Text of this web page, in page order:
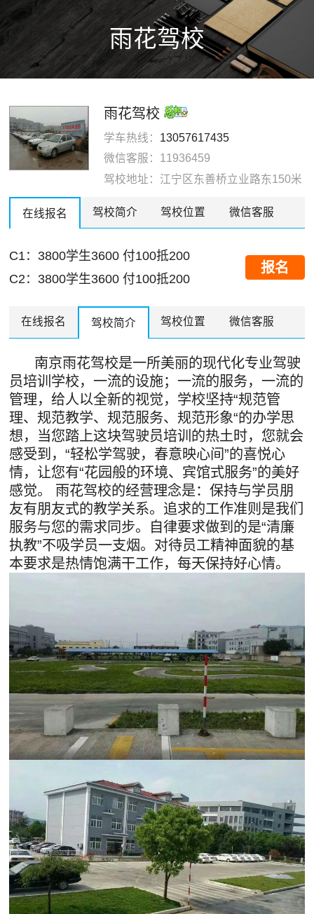
雨花驾校
雨花驾校
学车热线： 13057617435
微信客服：11936459
驾校地址：江宁区东善桥立业路东150米
在线报名 驾校简介 驾校位置 微信客服
报名
C1：3800学生3600 付100抵200
C2：3800学生3600 付100抵200
在线报名 驾校简介 驾校位置 微信客服
南京雨花驾校是一所美丽的现代化专业驾驶
员培训学校，一流的设施；一流的服务，一流的
管理，给人以全新的视觉，学校坚持“规范管
理、规范教学、规范服务、规范形象“的办学思
想，当您踏上这块驾驶员培训的热土时，您就会
感受到，“轻松学驾驶，春意映心间”的喜悦心
情，让您有“花园般的环境、宾馆式服务”的美好
感觉。 雨花驾校的经营理念是：保持与学员朋
友有朋友式的教学关系。追求的工作准则是我们
服务与您的需求同步。自律要求做到的是“清廉
执教”不吸学员一支烟。对待员工精神面貌的基
本要求是热情饱满干工作，每天保持好心情。